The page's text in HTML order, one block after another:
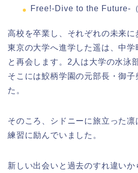
Free!-Dive to the Future-（
高校を卒業し、それぞれの未来に
東京の大学へ進学した遥は、中
と再会します。2人は大学の水泳
そこには鮫柄学園の元部長・御子
た。
そのころ、シドニーに旅立った凛
練習に励んでいました。
新しい出会いと過去のすれ違いか